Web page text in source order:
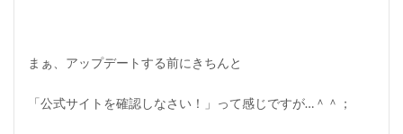
まぁ、アップデートする前にきちんと
「公式サイトを確認しなさい！」って感じですが…＾＾；